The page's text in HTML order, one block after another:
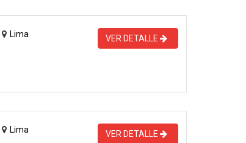
Lima VER DETALLE
Lima VER DETALLE